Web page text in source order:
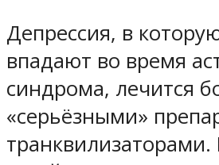
Депрессия, в
впадают во время
синдрома, лечится
«серьёзными»